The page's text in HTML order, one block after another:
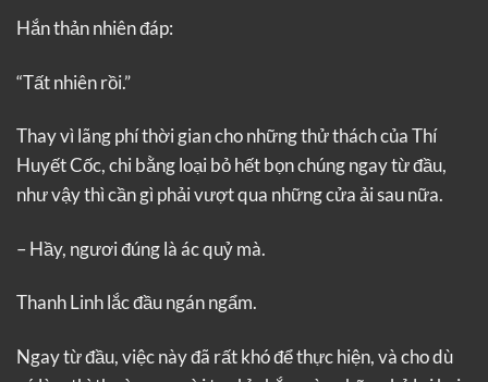
Hắn thản nhiên đáp:
“Tất nhiên rồi.”
Thay vì lãng phí thời gian cho những thử thách của Thí
Huyết Cốc, chi bằng loại bỏ hết bọn chúng ngay từ đầu,
như vậy thì cần gì phải vượt qua những cửa ải sau nữa.
– Hầy, ngươi đúng là ác quỷ mà.
Thanh Linh lắc đầu ngán ngẩm.
Ngay từ đầu, việc này đã rất khó để thực hiện, và cho dù